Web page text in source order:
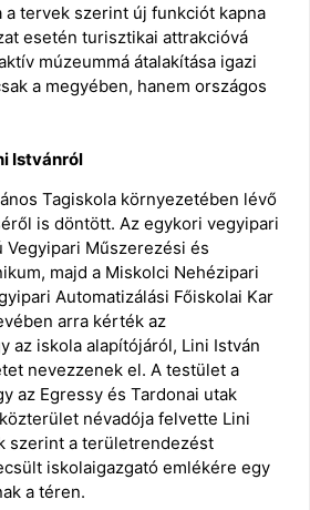
a tervek szerint új funkciót kapna
esetén turisztikai attrakcióvá
múzeummá átalakítása igazi
a megyében, hanem országos
Istvánról
Tagiskola környezetében lévő
is döntött. Az egykori vegyipari
Vegyipari Műszerezési és
majd a Miskolci Nehézipari
Automatizálási Főiskolai Kar
arra kérték az
az iskola alapítójáról, Lini István
nevezzenek el. A testület a
az Egressy és Tardonai utak
névadója felvette Lini
szerint a területrendezést
iskolaigazgató emlékére egy
a téren.